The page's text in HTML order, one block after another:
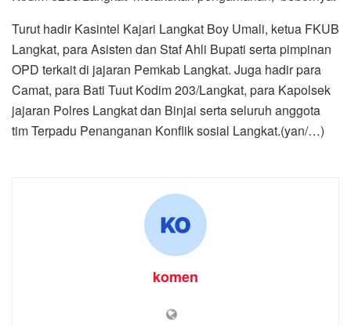
Turut hadir Kasintel Kajari Langkat Boy Umali, ketua FKUB
Langkat, para Asisten dan Staf Ahli Bupati serta pimpinan
OPD terkait di jajaran Pemkab Langkat. Juga hadir para
Camat, para Bati Tuut Kodim 203/Langkat, para Kapolsek
jajaran Polres Langkat dan Binjai serta seluruh anggota
tim Terpadu Penanganan Konflik sosial Langkat.(yan/…)
komen